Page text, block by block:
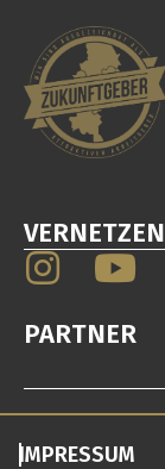
VERNETZEN
PARTNER
IMPRESSUM